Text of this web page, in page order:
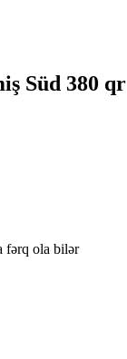
Süd 380 qr
fərq ola bilər